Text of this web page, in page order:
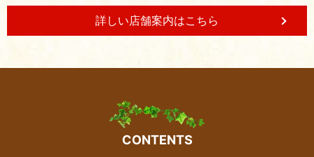
詳しい店舗案内はこちら
CONTENTS